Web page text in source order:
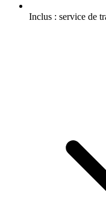
Inclus : service de